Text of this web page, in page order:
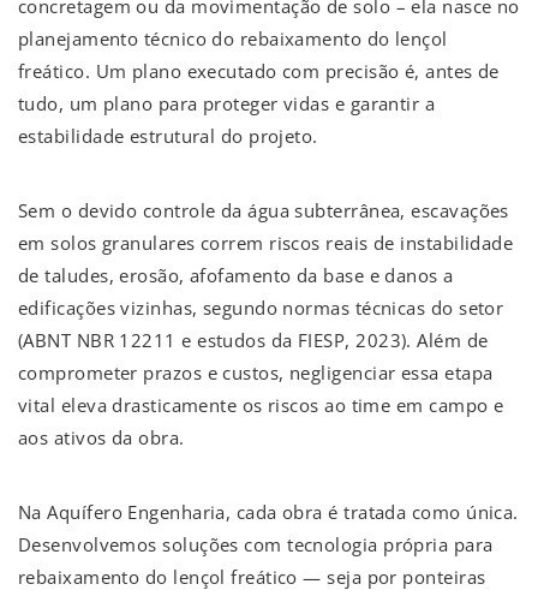
concretagem ou da movimentação de solo – ela nasce no
planejamento técnico do rebaixamento do lençol
freático. Um plano executado com precisão é, antes de
tudo, um plano para proteger vidas e garantir a
estabilidade estrutural do projeto.
Sem o devido controle da água subterrânea, escavações
em solos granulares correm riscos reais de instabilidade
de taludes, erosão, afofamento da base e danos a
edificações vizinhas, segundo normas técnicas do setor
(ABNT NBR 12211 e estudos da FIESP, 2023). Além de
comprometer prazos e custos, negligenciar essa etapa
vital eleva drasticamente os riscos ao time em campo e
aos ativos da obra.
Na Aquífero Engenharia, cada obra é tratada como única.
Desenvolvemos soluções com tecnologia própria para
rebaixamento do lençol freático — seja por ponteiras